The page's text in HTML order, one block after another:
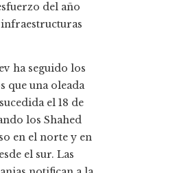
del año
ha seguido los
que una oleada
el 18 de
los Shahed
en el norte y en
el sur. Las